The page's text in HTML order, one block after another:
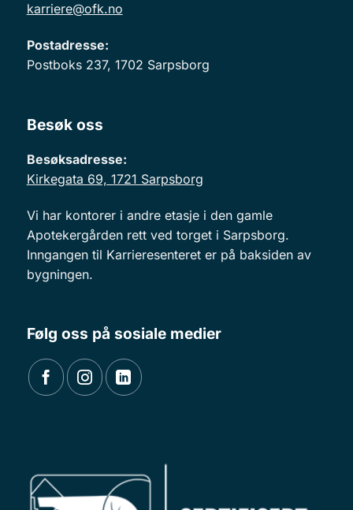
karriere@ofk.no
Postadresse:
Postboks 237, 1702 Sarpsborg
Besøk oss
Besøksadresse:
Kirkegata 69, 1721 Sarpsborg
Vi har kontorer i andre etasje i den gamle
Apotekergården rett ved torget i Sarpsborg.
Inngangen til Karrieresenteret er på baksiden av
bygningen.
Følg oss på sosiale medier